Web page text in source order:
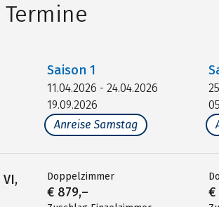
Saison 1
11.04.2026 - 24.04.2026
19.09.2026
Anreise Samstag
Doppelzimmer
€ 879,– €